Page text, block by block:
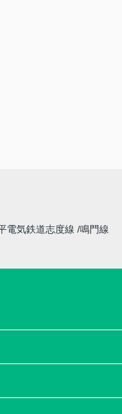
電気鉄道志度線 鳴門線